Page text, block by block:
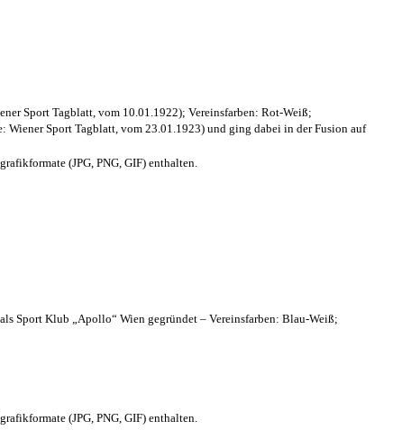
Sport Tagblatt, vom 10.01.1922); Vereinsfarben: Rot-Weiß;
Wiener Sport Tagblatt, vom 23.01.1923) und ging dabei in der Fusion auf
(JPG, PNG, GIF) enthalten.
Sport Klub „Apollo“ Wien gegründet – Vereinsfarben: Blau-Weiß;
(JPG, PNG, GIF) enthalten.